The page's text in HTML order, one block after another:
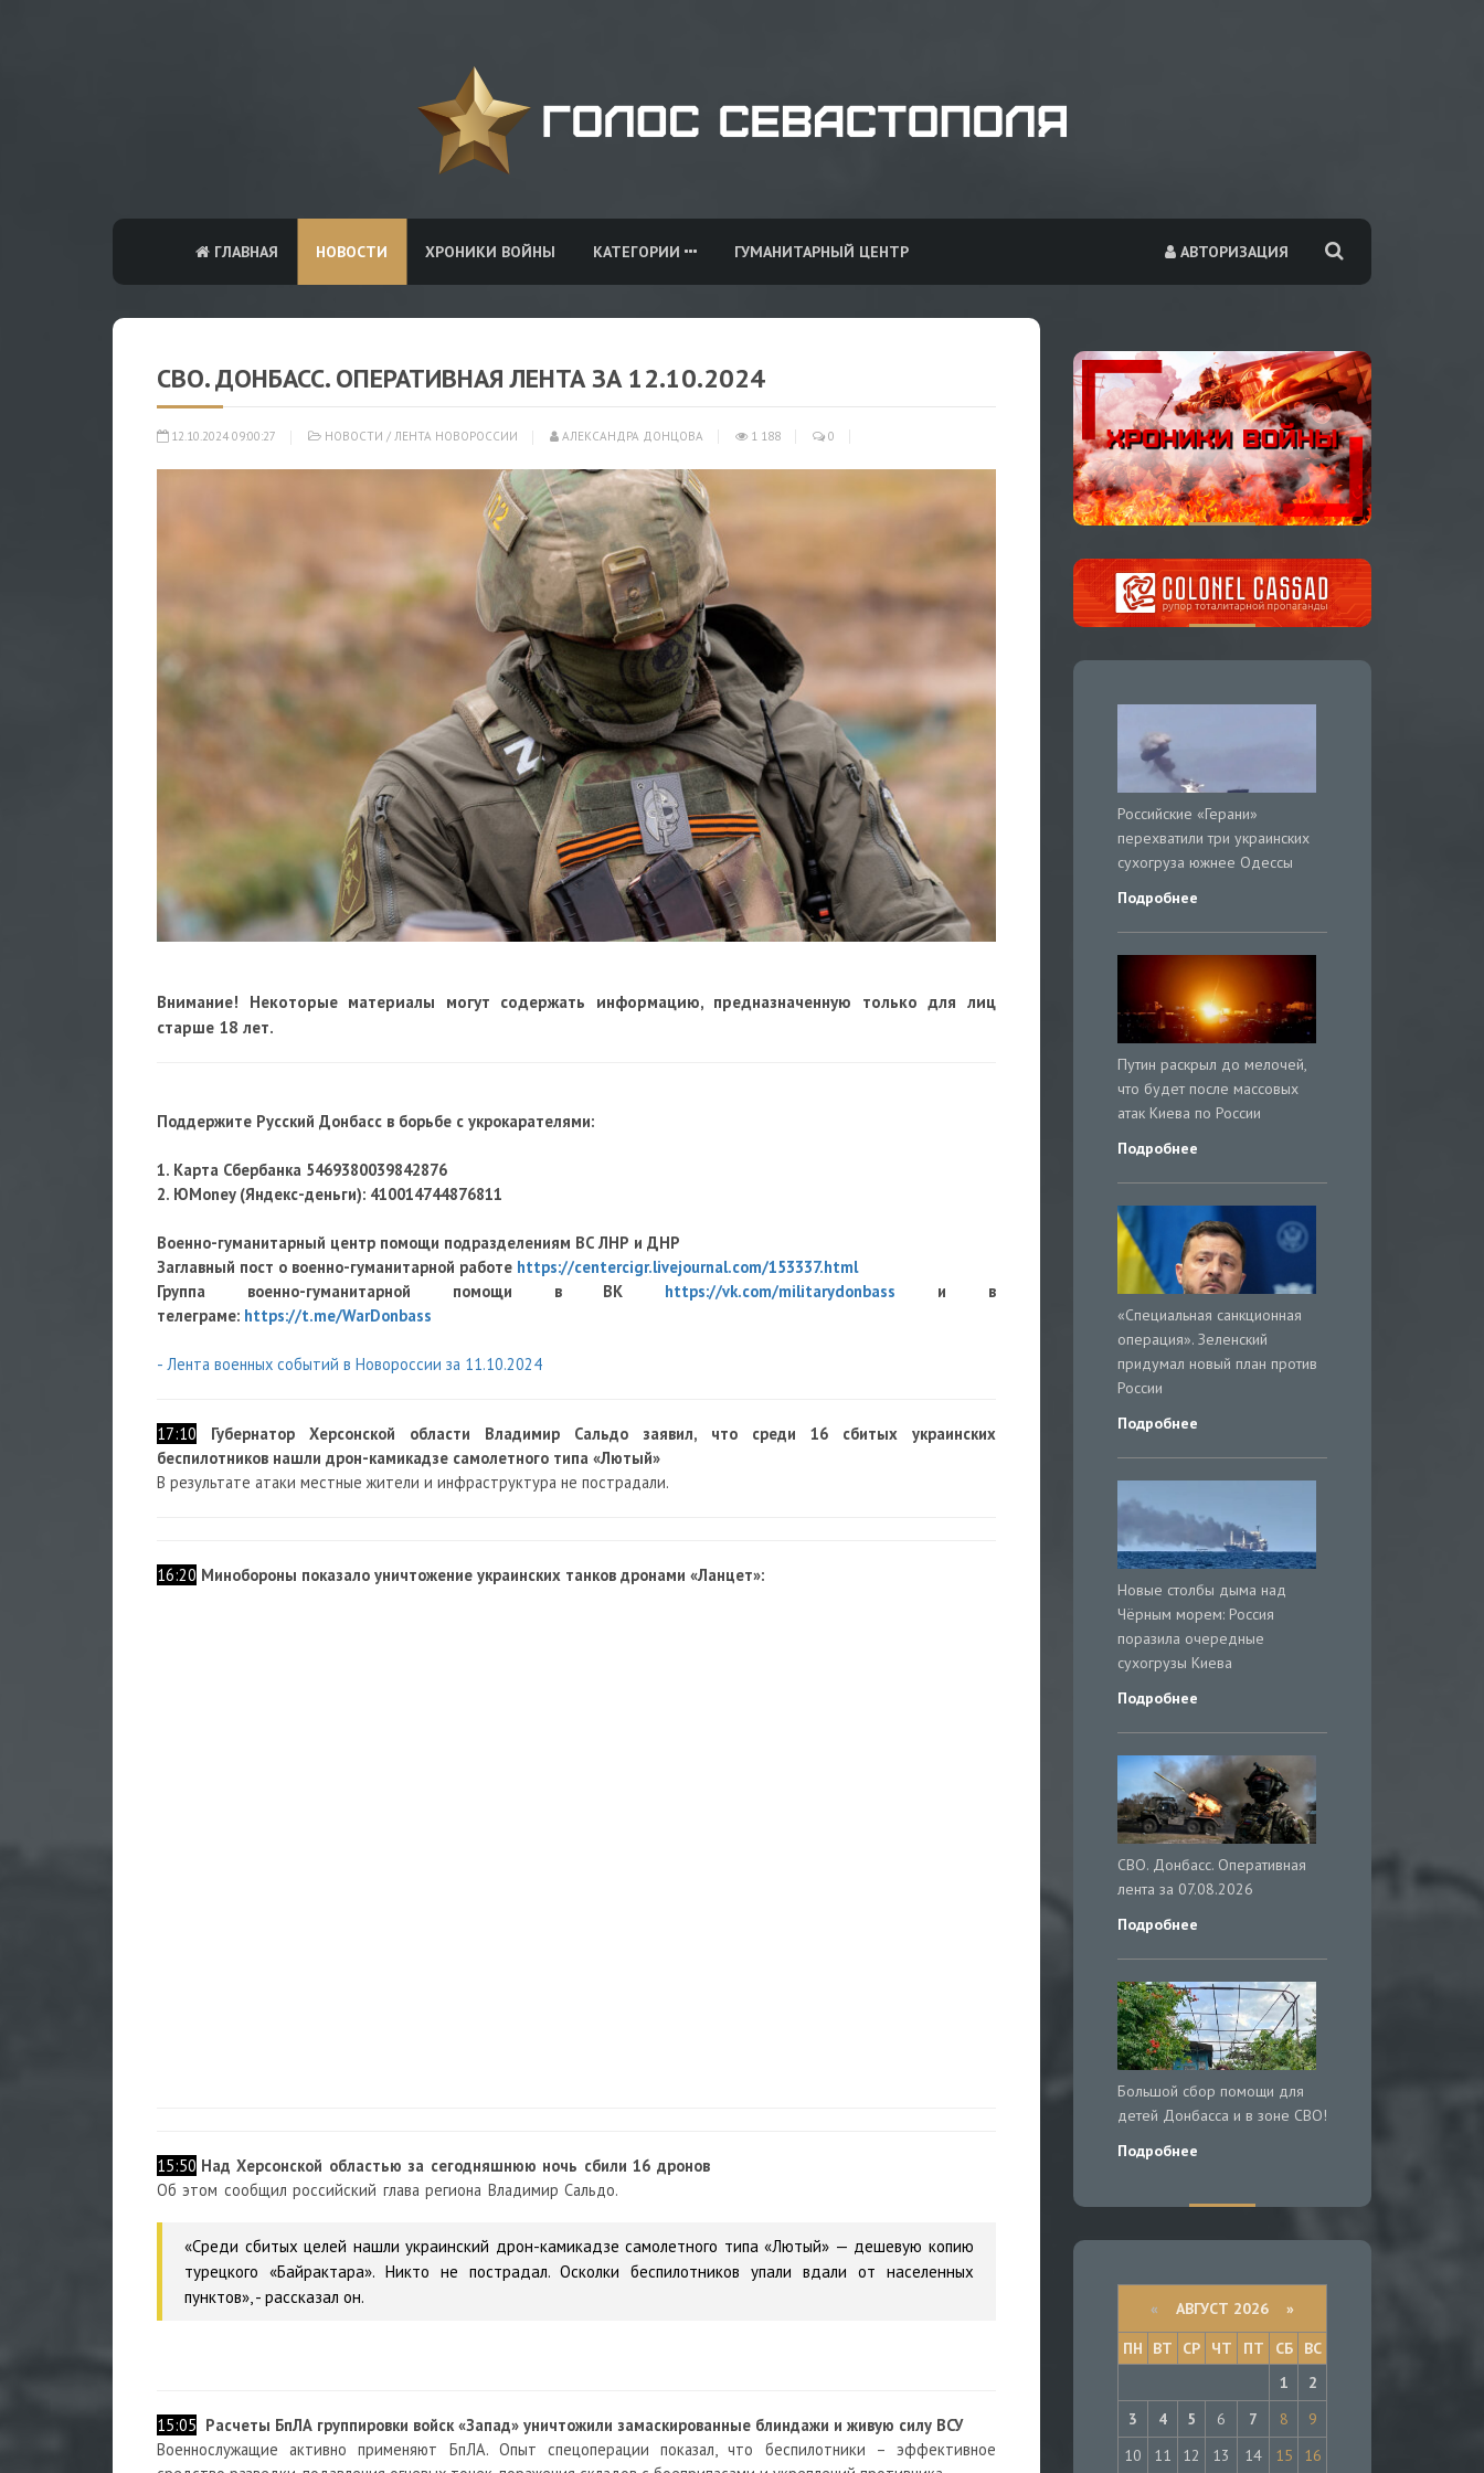
АВТОРИЗАЦИЯ
ГЛАВНАЯ НОВОСТИ ХРОНИКИ ВОЙНЫ КАТЕГОРИИ ГУМАНИТАРНЫЙ ЦЕНТР
СВО. ДОНБАСС. ОПЕРАТИВНАЯ ЛЕНТА ЗА 12.10.2024
12.10.2024 09:00:27 НОВОСТИ / ЛЕНТА НОВОРОССИИ АЛЕКСАНДРА ДОНЦОВА 1 188 0
Внимание! Некоторые материалы могут содержать информацию, предназначенную только для лиц
старше 18 лет.
Поддержите Русский Донбасс в борьбе с укрокарателями:
1. Карта Сбербанка 5469380039842876
2. ЮMoney (Яндекс-деньги): 410014744876811
Военно-гуманитарный центр помощи подразделениям ВС ЛНР и ДНР
Заглавный пост о военно-гуманитарной работе https://centercigr.livejournal.com/153337.html
Группа военно-гуманитарной помощи в ВК https://vk.com/militarydonbass и в
телеграме: https://t.me/WarDonbass
- Лента военных событий в Новороссии за 11.10.2024
17:10
Губернатор Херсонской области Владимир Сальдо заявил, что среди 16 сбитых украинских
беспилотников нашли дрон-камикадзе самолетного типа «Лютый»
В результате атаки местные жители и инфраструктура не пострадали.
16:20 Минобороны показало уничтожение украинских танков дронами «Ланцет»:
15:50 Над Херсонской областью за сегодняшнюю ночь сбили 16 дронов
Об этом сообщилроссийский глава региона Владимир Сальдо.
«Среди сбитых целей нашли украинский дрон-камикадзе самолетного типа «Лютый» — дешевую копию
турецкого «Байрактара». Никто не пострадал. Осколки беспилотников упали вдали от населенных
пунктов», - рассказал он.
15:05 Расчеты БпЛА группировки войск «Запад» уничтожили замаскированные блиндажи и живую силу ВСУ
Военнослужащие активно применяют БпЛА. Опыт спецоперации показал, что беспилотники – эффективное
Российские «Герани»
перехватили три украинских
сухогруза южнее Одессы
Подробнее
Путин раскрыл до мелочей,
что будет после массовых
атак Киева по России
Подробнее
«Специальная санкционная
операция». Зеленский
придумал новый план против
России
Подробнее
Новые столбы дыма над
Чёрным морем: Россия
поразила очередные
сухогрузы Киева
Подробнее
СВО. Донбасс. Оперативная
лента за 07.08.2026
Подробнее
Большой сбор помощи для
детей Донбасса и в зоне СВО!
Подробнее
« АВГУСТ 2026 »
ПН
ВТ СР ЧТ ПТ СБ
ВС
1
2
3
4 5 6 7 8
9
10
11 12 13 14 15
16